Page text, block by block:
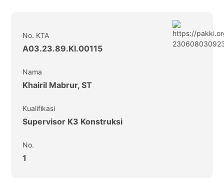
No. KTA
A03.23.89.KI.00115
Nama
Khairil Mabrur, ST
Kualifikasi
Supervisor K3 Konstruksi
No.
1